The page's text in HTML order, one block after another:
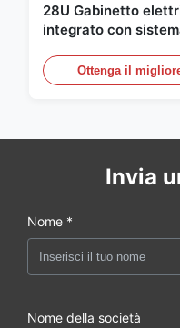
28U Gabinetto
integrato con
Ottenga il
Invia
Nome *
Nome della società